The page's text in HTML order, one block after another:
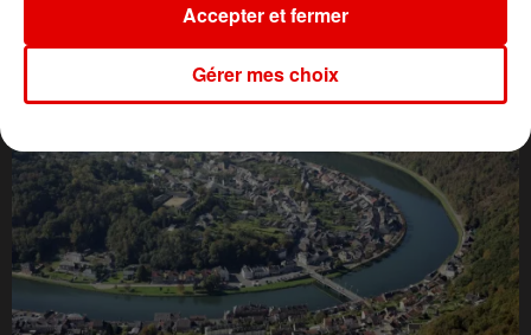
L'ACTU DES ARDENNES
Gérer mes choix
Accepter et fermer